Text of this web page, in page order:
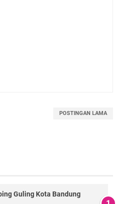
POSTINGAN LAMA
Guling Kota Bandung